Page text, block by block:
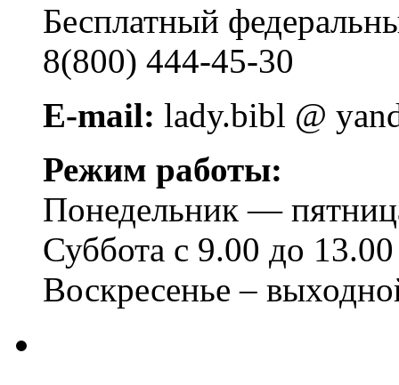
Бесплатный
8(800) 444-45-30
E-mail: lady.bibl @
Режим работы:
Понедельник —
Суббота с 9.00 до 13.00
Воскресенье –